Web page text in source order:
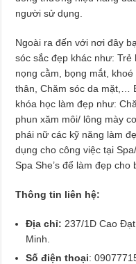
người sử dụng.
Ngoài ra đến với nơi đây
sóc sắc đẹp khác như: Trẻ
nọng cằm, bọng mắt,
thân, Chăm sóc da mặt,…
khóa học làm đẹp như:
phun xăm môi/ lông mày
phái nữ các kỹ năng làm
dụng cho công việc tại
Spa She’s để làm đẹp cho
Thông tin liên hệ:
Địa chỉ: 237/1D Cao
Minh.
Số điện thoại: